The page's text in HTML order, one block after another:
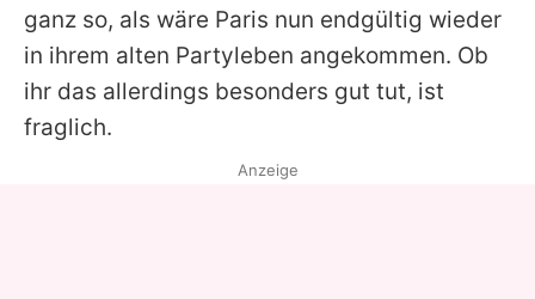
ganz so, als wäre Paris nun endgültig wieder
in ihrem alten Partyleben angekommen. Ob
ihr das allerdings besonders gut tut, ist
fraglich.
Anzeige